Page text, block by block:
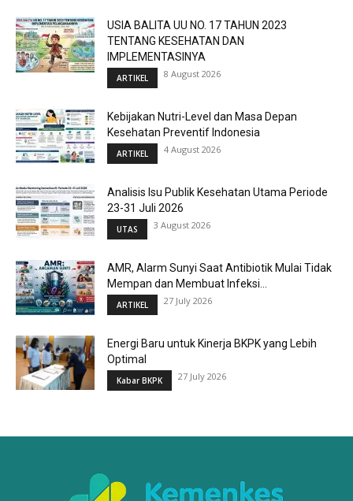
USIA BALITA UU NO. 17 TAHUN 2023
TENTANG KESEHATAN DAN
IMPLEMENTASINYA
ARTIKEL 8 August 2026
Kebijakan Nutri-Level dan Masa Depan
Kesehatan Preventif Indonesia
ARTIKEL 4 August 2026
Analisis Isu Publik Kesehatan Utama Periode
23-31 Juli 2026
UTAS 3 August 2026
AMR, Alarm Sunyi Saat Antibiotik Mulai Tidak
Mempan dan Membuat Infeksi...
ARTIKEL 27 July 2026
Energi Baru untuk Kinerja BKPK yang Lebih
Optimal
Kabar BKPK 27 July 2026